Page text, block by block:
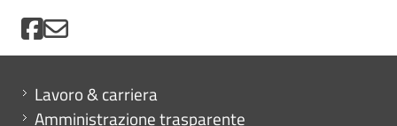
Mini menu di servizio
Lavoro & carriera
Amministrazione trasparente